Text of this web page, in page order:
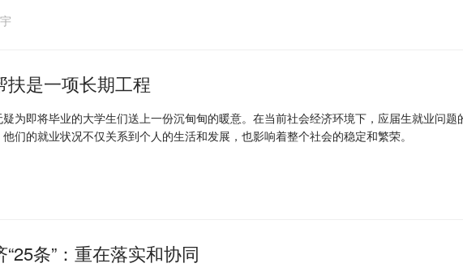
扶是一项长期工程
为即将毕业的大学生们送上一份沉甸甸的暖意。在当前社会经济环境下，应届生就业问
们的就业状况不仅关系到个人的生活和发展，也影响着整个社会的稳定和繁荣。
条”：重在落实和协同